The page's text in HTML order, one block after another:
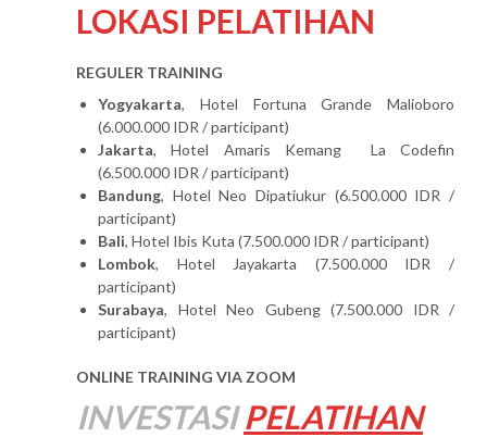
LOKASI PELATIHAN
REGULER TRAINING
Yogyakarta, Hotel Fortuna Grande Malioboro
(6.000.000 IDR / participant)
Jakarta, Hotel Amaris Kemang La Codefin
(6.500.000 IDR / participant)
Bandung, Hotel Neo Dipatiukur (6.500.000 IDR /
participant)
Bali, Hotel Ibis Kuta (7.500.000 IDR / participant)
Lombok, Hotel Jayakarta (7.500.000 IDR /
participant)
Surabaya, Hotel Neo Gubeng (7.500.000 IDR /
participant)
ONLINE TRAINING VIA ZOOM
INVESTASI PELATIHAN